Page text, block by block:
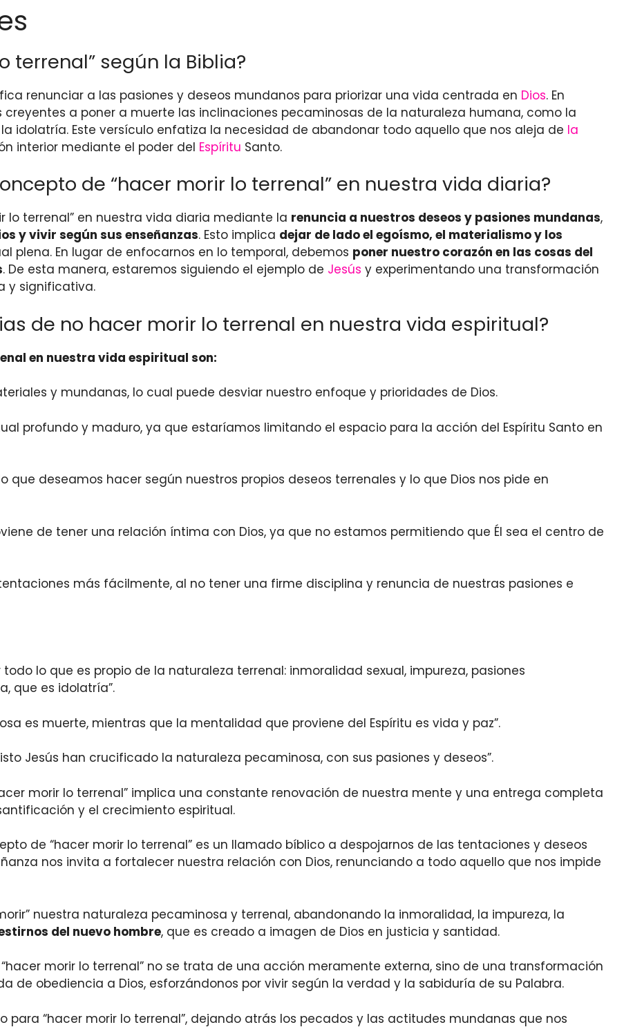
terrenal” según la Biblia?
renunciar a las pasiones y deseos mundanos para priorizar una vida centrada en Dios. En
creyentes a poner a muerte las inclinaciones pecaminosas de la naturaleza humana, como la
idolatría. Este versículo enfatiza la necesidad de abandonar todo aquello que nos aleja de la
interior mediante el poder del Espíritu Santo.
de “hacer morir lo terrenal” en nuestra vida diaria?
lo terrenal” en nuestra vida diaria mediante la renuncia a nuestros deseos y pasiones mundanas,
y vivir según sus enseñanzas. Esto implica dejar de lado el egoísmo, el materialismo y los
plena. En lugar de enfocarnos en lo temporal, debemos poner nuestro corazón en las cosas del
. De esta manera, estaremos siguiendo el ejemplo de Jesús y experimentando una transformación
y significativa.
de no hacer morir lo terrenal en nuestra vida espiritual?
en nuestra vida espiritual son:
y mundanas, lo cual puede desviar nuestro enfoque y prioridades de Dios.
profundo y maduro, ya que estaríamos limitando el espacio para la acción del Espíritu Santo en
que deseamos hacer según nuestros propios deseos terrenales y lo que Dios nos pide en
de tener una relación íntima con Dios, ya que no estamos permitiendo que Él sea el centro de
más fácilmente, al no tener una firme disciplina y renuncia de nuestras pasiones e
todo lo que es propio de la naturaleza terrenal: inmoralidad sexual, impureza, pasiones
que es idolatría”.
es muerte, mientras que la mentalidad que proviene del Espíritu es vida y paz”.
Jesús han crucificado la naturaleza pecaminosa, con sus pasiones y deseos”.
morir lo terrenal” implica una constante renovación de nuestra mente y una entrega completa
y el crecimiento espiritual.
de “hacer morir lo terrenal” es un llamado bíblico a despojarnos de las tentaciones y deseos
nos invita a fortalecer nuestra relación con Dios, renunciando a todo aquello que nos impide
nuestra naturaleza pecaminosa y terrenal, abandonando la inmoralidad, la impureza, la
del nuevo hombre, que es creado a imagen de Dios en justicia y santidad.
morir lo terrenal” no se trata de una acción meramente externa, sino de una transformación
de obediencia a Dios, esforzándonos por vivir según la verdad y la sabiduría de su Palabra.
para “hacer morir lo terrenal”, dejando atrás los pecados y las actitudes mundanas que nos